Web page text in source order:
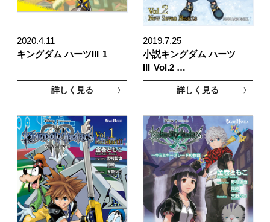
2020.4.11
キングダム ハーツIII
1
詳しく見る
2019.7.25
小説キングダム ハーツ
Vol.2 …
詳しく見る